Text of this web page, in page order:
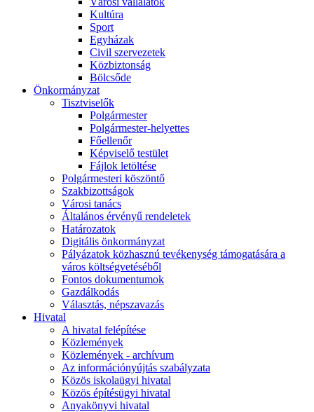
Kultúra
Sport
Egyházak
Civil szervezetek
Közbiztonság
Bölcsőde
Önkormányzat
Tisztviselők
Polgármester
Polgármester-helyettes
Főellenőr
Képviselő testület
Fájlok letöltése
Polgármesteri köszöntő
Szakbizottságok
Városi tanács
Általános érvényű rendeletek
Határozatok
Digitális önkormányzat
Pályázatok közhasznú tevékenység támogatására a
város költségvetéséből
Fontos dokumentumok
Gazdálkodás
Választás, népszavazás
Hivatal
A hivatal felépítése
Közlemények
Közlemények - archívum
Az információnyújtás szabályzata
Közös iskolaügyi hivatal
Közös építésügyi hivatal
Anyakönyvi hivatal